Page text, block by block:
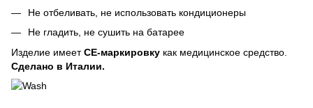
Не отбеливать, не использовать кондиционеры
Не гладить, не сушить на батарее
Изделие имеетCE-маркировку как медицинское средство.
Сделано в Италии.